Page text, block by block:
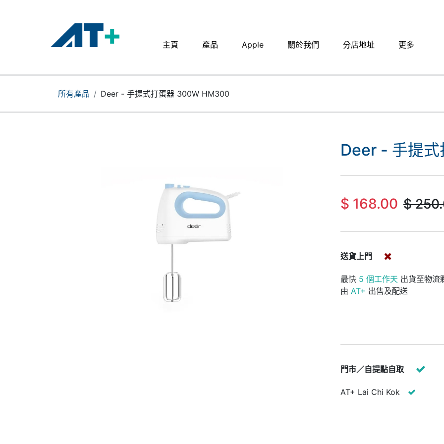
主頁 產品 Apple 關於我們 分店地址​ 更多
產品
所有產品 Deer - 手提式打蛋器 300W HM300
Deer - 手提
$ 168.00 $
送貨上門
最快 5 個工作天 出貨至物流
由 AT+ 出售及配送
門市／自提點自取
AT+ Lai Chi Kok